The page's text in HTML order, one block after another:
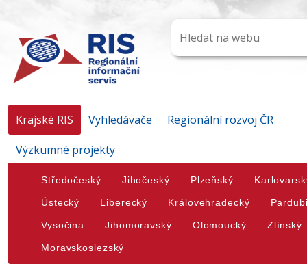
Krajské RIS Vyhledávače
Regionální rozvoj ČR
Výzkumné projekty
Středočeský Jihočeský Plzeňský
Ústecký Liberecký Královehradecký
Vysočina Jihomoravský Olomoucký Zlínský
Moravskoslezský